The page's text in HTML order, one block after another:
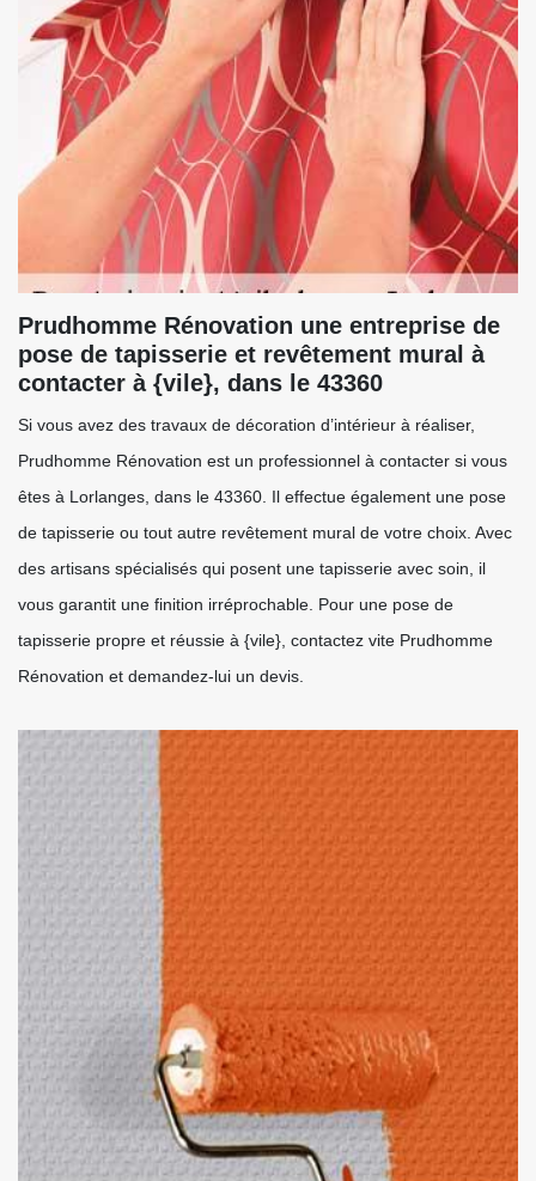
Prudhomme Rénovation une entreprise de
pose de tapisserie et revêtement mural à
contacter à {vile}, dans le 43360
Si vous avez des travaux de décoration d’intérieur à réaliser,
Prudhomme Rénovation est un professionnel à contacter si vous
êtes à Lorlanges, dans le 43360. Il effectue également une pose
de tapisserie ou tout autre revêtement mural de votre choix. Avec
des artisans spécialisés qui posent une tapisserie avec soin, il
vous garantit une finition irréprochable. Pour une pose de
tapisserie propre et réussie à {vile}, contactez vite Prudhomme
Rénovation et demandez-lui un devis.